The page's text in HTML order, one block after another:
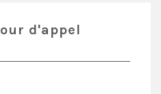
d'appel